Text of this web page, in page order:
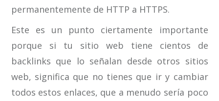
permanentemente de HTTP a HTTPS.
Este es un punto ciertamente importante
porque si tu sitio web tiene cientos de
backlinks que lo señalan desde otros sitios
web, significa que no tienes que ir y cambiar
todos estos enlaces, que a menudo sería poco